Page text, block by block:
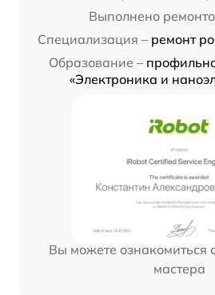
Выполнено
Специализация – ремонт
Образование –
«Электроника и
Вы можете ознакомиться
мастера